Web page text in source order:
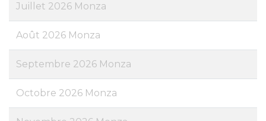
Juillet 2026 Monza
Août 2026 Monza
Septembre 2026 Monza
Octobre 2026 Monza